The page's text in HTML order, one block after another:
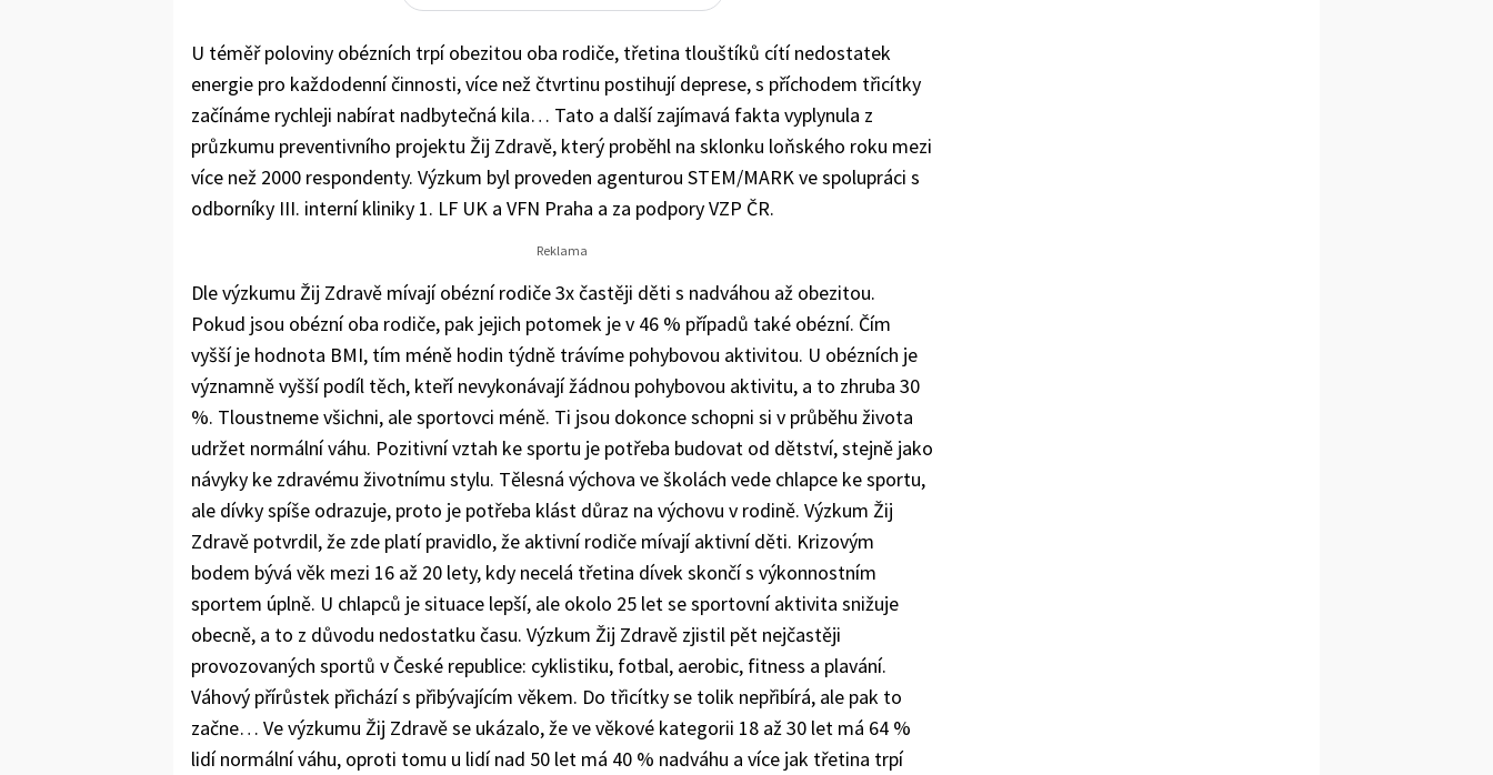
U téměř poloviny obézních trpí obezitou oba rodiče, třetina tlouštíků cítí nedostatek
energie pro každodenní činnosti, více než čtvrtinu postihují deprese, s příchodem třicítky
začínáme rychleji nabírat nadbytečná kila… Tato a další zajímavá fakta vyplynula z
průzkumu preventivního projektu Žij Zdravě, který proběhl na sklonku loňského roku mezi
více než 2000 respondenty. Výzkum byl proveden agenturou STEM/MARK ve spolupráci s
odborníky III. interní kliniky 1. LF UK a VFN Praha a za podpory VZP ČR.
Dle výzkumu Žij Zdravě mívají obézní rodiče 3x častěji děti s nadváhou až obezitou.
Pokud jsou obézní oba rodiče, pak jejich potomek je v 46 % případů také obézní. Čím
vyšší je hodnota BMI, tím méně hodin týdně trávíme pohybovou aktivitou. U obézních je
významně vyšší podíl těch, kteří nevykonávají žádnou pohybovou aktivitu, a to zhruba 30
%. Tloustneme všichni, ale sportovci méně. Ti jsou dokonce schopni si v průběhu života
udržet normální váhu. Pozitivní vztah ke sportu je potřeba budovat od dětství, stejně jako
návyky ke zdravému životnímu stylu. Tělesná výchova ve školách vede chlapce ke sportu,
ale dívky spíše odrazuje, proto je potřeba klást důraz na výchovu v rodině. Výzkum Žij
Zdravě potvrdil, že zde platí pravidlo, že aktivní rodiče mívají aktivní děti. Krizovým
bodem bývá věk mezi 16 až 20 lety, kdy necelá třetina dívek skončí s výkonnostním
sportem úplně. U chlapců je situace lepší, ale okolo 25 let se sportovní aktivita snižuje
obecně, a to z důvodu nedostatku času. Výzkum Žij Zdravě zjistil pět nejčastěji
provozovaných sportů v České republice: cyklistiku, fotbal, aerobic, fitness a plavání.
Váhový přírůstek přichází s přibývajícím věkem. Do třicítky se tolik nepřibírá, ale pak to
začne… Ve výzkumu Žij Zdravě se ukázalo, že ve věkové kategorii 18 až 30 let má 64 %
lidí normální váhu, oproti tomu u lidí nad 50 let má 40 % nadváhu a více jak třetina trpí